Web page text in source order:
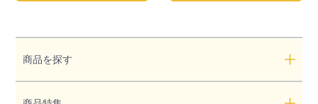
商品を探す